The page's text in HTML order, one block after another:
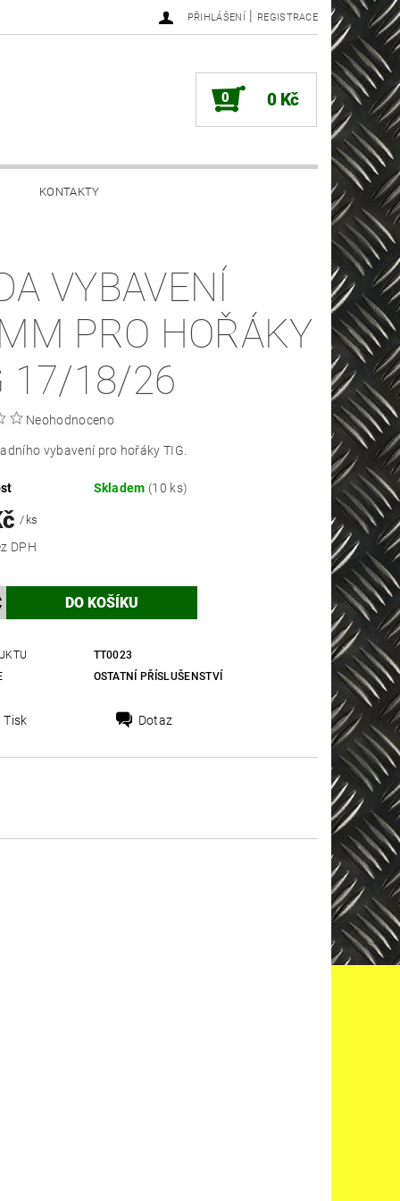
PŘIHLÁŠENÍ | REGISTRACE
0 0 Kč
KONTAKTY
VYBAVENÍ
PRO HOŘÁKY
17/18/26
Neohodnoceno
vybavení pro hořáky TIG.
Skladem (10 ks)
/ ks
bez DPH
TT0023
OSTATNÍ PŘÍSLUŠENSTVÍ
Tisk Dotaz